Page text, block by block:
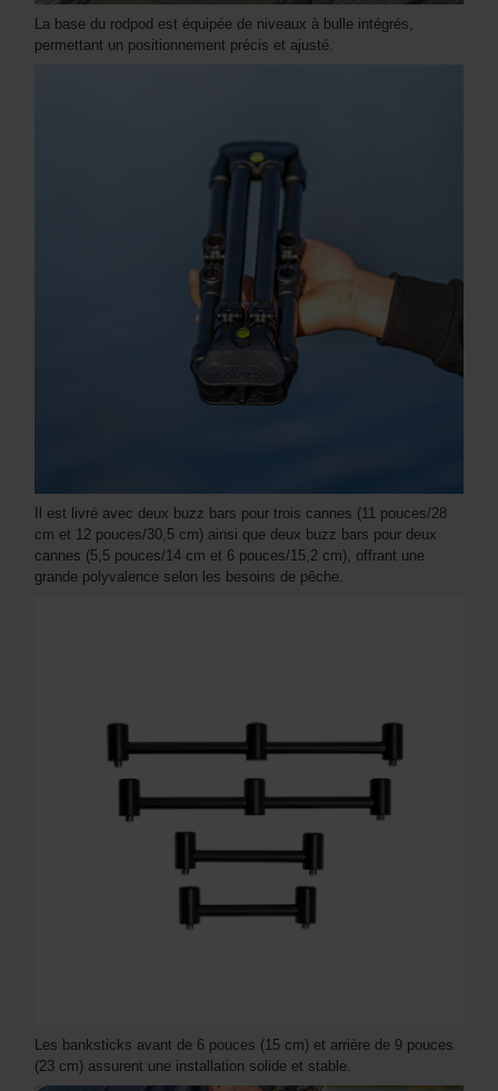
La base du rodpod est équipée de niveaux à bulle intégrés,
permettant un positionnement précis et ajusté.
Il est livré avec deux buzz bars pour trois cannes (11 pouces/28
cm et 12 pouces/30,5 cm) ainsi que deux buzz bars pour deux
cannes (5,5 pouces/14 cm et 6 pouces/15,2 cm), offrant une
grande polyvalence selon les besoins de pêche.
Les banksticks avant de 6 pouces (15 cm) et arrière de 9 pouces
(23 cm) assurent une installation solide et stable.